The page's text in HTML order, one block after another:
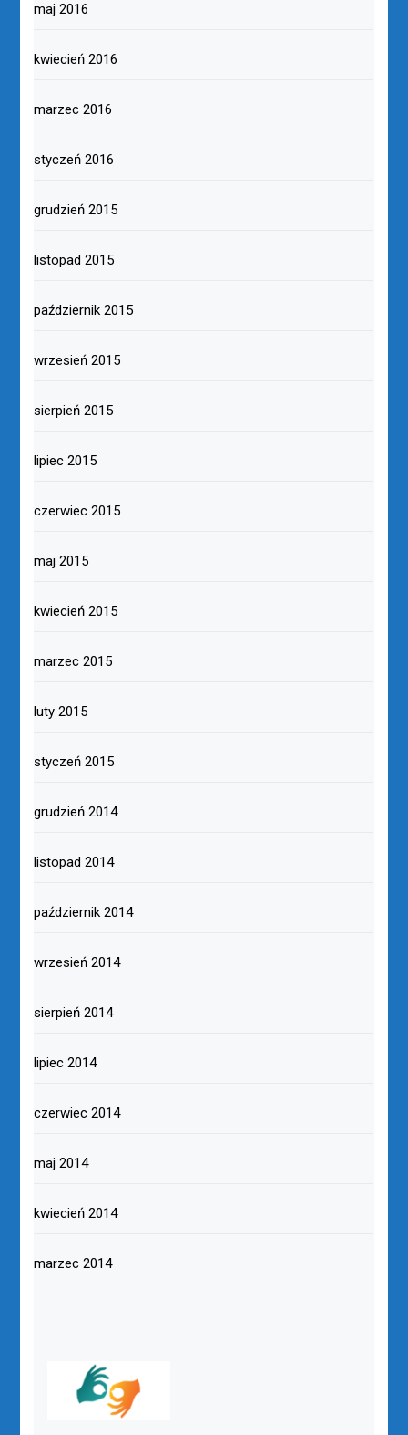
maj 2016
kwiecień 2016
marzec 2016
styczeń 2016
grudzień 2015
listopad 2015
październik 2015
wrzesień 2015
sierpień 2015
lipiec 2015
czerwiec 2015
maj 2015
kwiecień 2015
marzec 2015
luty 2015
styczeń 2015
grudzień 2014
listopad 2014
październik 2014
wrzesień 2014
sierpień 2014
lipiec 2014
czerwiec 2014
maj 2014
kwiecień 2014
marzec 2014